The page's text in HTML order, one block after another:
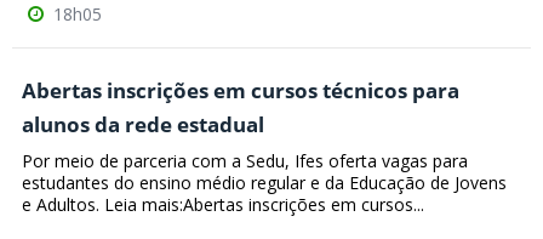
18h05
Abertas inscrições em cursos técnicos para
alunos da rede estadual
Por meio de parceria com a Sedu, Ifes oferta vagas para
estudantes do ensino médio regular e da Educação de Jovens
e Adultos. Leia mais:Abertas inscrições em cursos...